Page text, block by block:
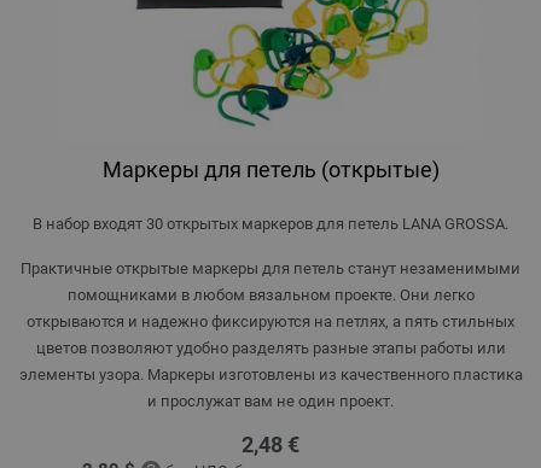
Маркеры для петель (открытые)
В набор входят 30 открытых маркеров для петель LANA GROSSA.
Практичные открытые маркеры для петель станут незаменимыми
помощниками в любом вязальном проекте. Они легко
открываются и надежно фиксируются на петлях, а пять стильных
цветов позволяют удобно разделять разные этапы работы или
элементы узора. Маркеры изготовлены из качественного пластика
и прослужат вам не один проект.
2,48 €